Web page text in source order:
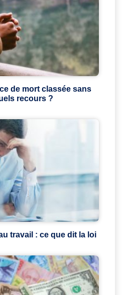
de mort classée sans
recours ?
travail : ce que dit la loi